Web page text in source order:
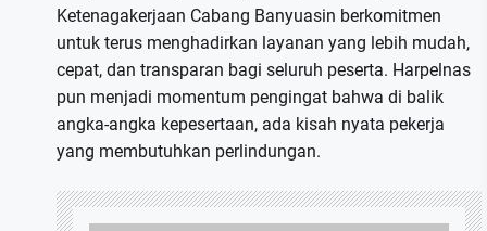
Ketenagakerjaan Cabang Banyuasin berkomitmen
untuk terus menghadirkan layanan yang lebih mudah,
cepat, dan transparan bagi seluruh peserta. Harpelnas
pun menjadi momentum pengingat bahwa di balik
angka-angka kepesertaan, ada kisah nyata pekerja
yang membutuhkan perlindungan.